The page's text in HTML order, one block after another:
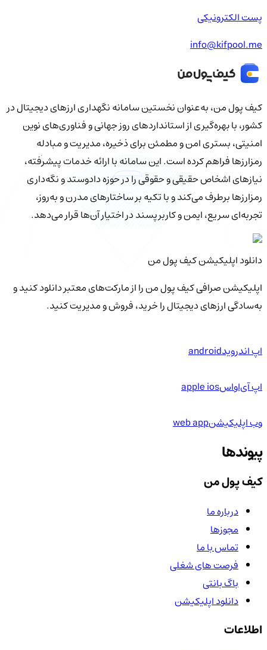
پست الکترونیکی
info@kifpool.me
کیف‌ پول من، به‌عنوان نخستین سامانه نگهداری ارزهای دیجیتال در
کشور، با بهره‌گیری از استانداردهای روز جهانی و فناوری‌های نوین
امنیتی، بستری امن و مطمئن برای ذخیره، مدیریت و مبادله
رمزارزها فراهم کرده است. این سامانه با ارائه خدمات پیشرفته،
نیازهای اشخاص حقیقی و حقوقی را در حوزه دادوستد و نگه‌داری
رمزارزها برطرف می‌کند و با تکیه بر ساختارهای مدرن و به‌روز،
تجربه‌ای سریع، ایمن و کاربرپسند در اختیار آن‌ها قرار می‌دهد.
دانلود اپلیکیشن کیف‌ پول من
اپلیکیشن صرافی کیف پول من را از مارکت‌های معتبر دانلود کنید و
به‌سادگی ارزهای دیجیتال را خرید، فروش و مدیریت کنید.
اپ اندرویدandroid
اپ آی‌او‌اسapple ios
وب اپلیکیشنweb app
پیوندها
کیف پول من
درباره ما
مجوزها
تماس با ما
فرصت های شغلی
باگ بانتی
دانلود اپلیکیشن
اطلاعات